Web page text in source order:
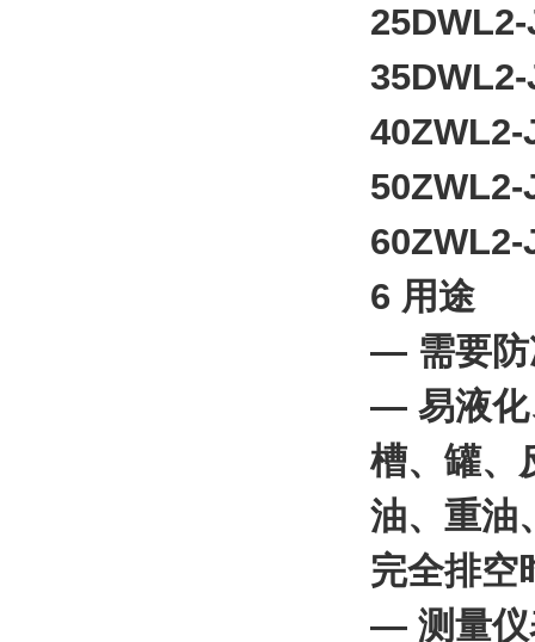
40ZWL2-
50ZWL2-
60ZWL2-
6 用途
— 需要防
— 易液化
槽、罐、
油、重油
完全排空
— 测量仪